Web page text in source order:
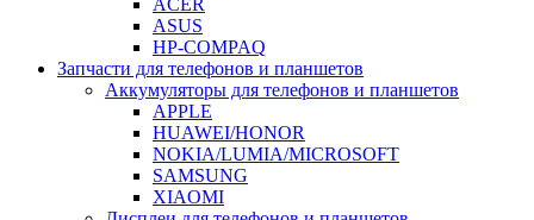
ACER
ASUS
HP-COMPAQ
Запчасти для телефонов и планшетов
Аккумуляторы для телефонов и планшетов
APPLE
HUAWEI/HONOR
NOKIA/LUMIA/MICROSOFT
SAMSUNG
XIAOMI